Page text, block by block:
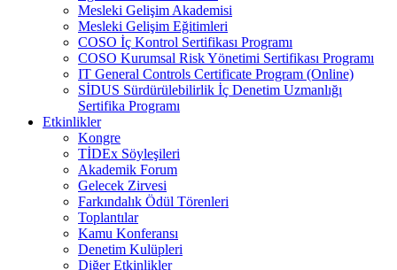
Mesleki Gelişim Akademisi
Mesleki Gelişim Eğitimleri
COSO İç Kontrol Sertifikası Programı
COSO Kurumsal Risk Yönetimi Sertifikası Programı
IT General Controls Certificate Program (Online)
SİDUS Sürdürülebilirlik İç Denetim Uzmanlığı
Sertifika Programı
Etkinlikler
Kongre
TİDEx Söyleşileri
Akademik Forum
Gelecek Zirvesi
Farkındalık Ödül Törenleri
Toplantılar
Kamu Konferansı
Denetim Kulüpleri
Diğer Etkinlikler